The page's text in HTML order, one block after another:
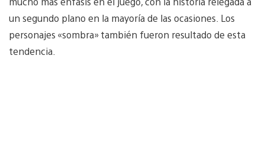
un segundo plano en la mayoría de las ocasiones. Los
personajes «sombra» también fueron resultado de esta
tendencia.